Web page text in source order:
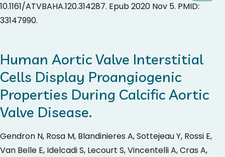
10.1161/ATVBAHA.120.314287. Epub 2020 Nov 5. PMID:
33147990.
Human Aortic Valve Interstitial
Cells Display Proangiogenic
Properties During Calcific Aortic
Valve Disease.
Gendron N, Rosa M, Blandinieres A, Sottejeau Y, Rossi E,
Van Belle E, Idelcadi S, Lecourt S, Vincentelli A, Cras A,